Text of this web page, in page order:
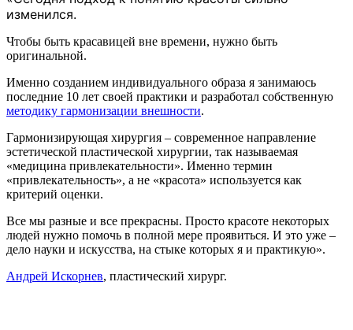
изменился.
Чтобы быть красавицей вне времени, нужно быть
оригинальной.
Именно созданием индивидуального образа я занимаюсь
последние 10 лет своей практики и разработал собственную
методику гармонизации внешности.
Гармонизирующая хирургия – современное направление
эстетической пластической хирургии, так называемая
«медицина привлекательности». Именно термин
«привлекательность», а не «красота» используется как
критерий оценки.
Все мы разные и все прекрасны. Просто красоте некоторых
людей нужно помочь в полной мере проявиться. И это уже –
дело науки и искусства, на стыке которых я и практикую».
Андрей Искорнев, пластический хирург.